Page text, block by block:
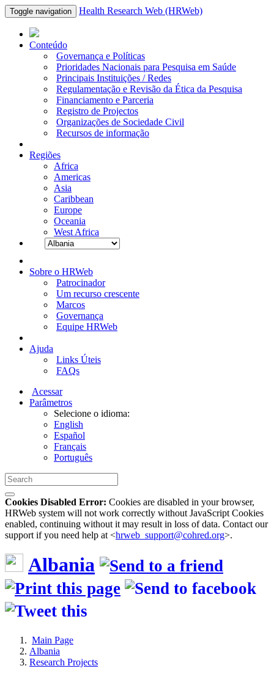
Toggle navigation Health Research Web (HRWeb)
Conteúdo
Governança e Políticas
Prioridades Nacionais para Pesquisa em Saúde
Principais Instituições / Redes
Regulamentação e Revisão da Ética da Pesquisa
Financiamento e Parceria
Registro de Projectos
Organizações de Sociedade Civil
Recursos de informação
Regiões
Africa
Americas
Asia
Caribbean
Europe
Oceania
West Africa
Sobre o HRWeb
Patrocinador
Um recurso crescente
Marcos
Governança
Equipe HRWeb
Ajuda
Links Úteis
FAQs
Acessar
Parâmetros
Selecione o idioma:
English
Español
Français
Português
Cookies Disabled Error: Cookies are disabled in your browser,
HRWeb system will not work correctly without JavaScript Cookies
enabled, continuing without it may result in loss of data. Contact our
support if you need help at <hrweb_support@cohred.org>.
Albania
Main Page
Albania
Research Projects